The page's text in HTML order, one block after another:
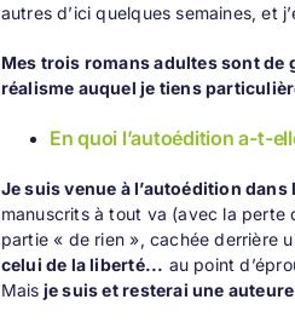
autres d’ici quelques semaines, et
Mes trois romans adultes sont de
réalisme auquel je tiens
En quoi l’autoédition a-t-
Je suis venue à l’autoédition
manuscrits à tout va (avec la perte
partie « de rien », cachée derrière
celui de la liberté... au point
Mais je suis et resterai une